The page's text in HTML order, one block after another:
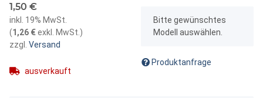
1,50 €
inkl. 19% MwSt.
(1,26 €exkl. MwSt. )
zzgl.
Versand
ausverkauft
xBitte gewünschtes
Modell auswählen.
Produktanfrage